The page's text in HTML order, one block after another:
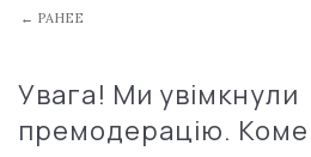
← РАНЕЕ
Увага! Ми увімкнули
премодерацію.